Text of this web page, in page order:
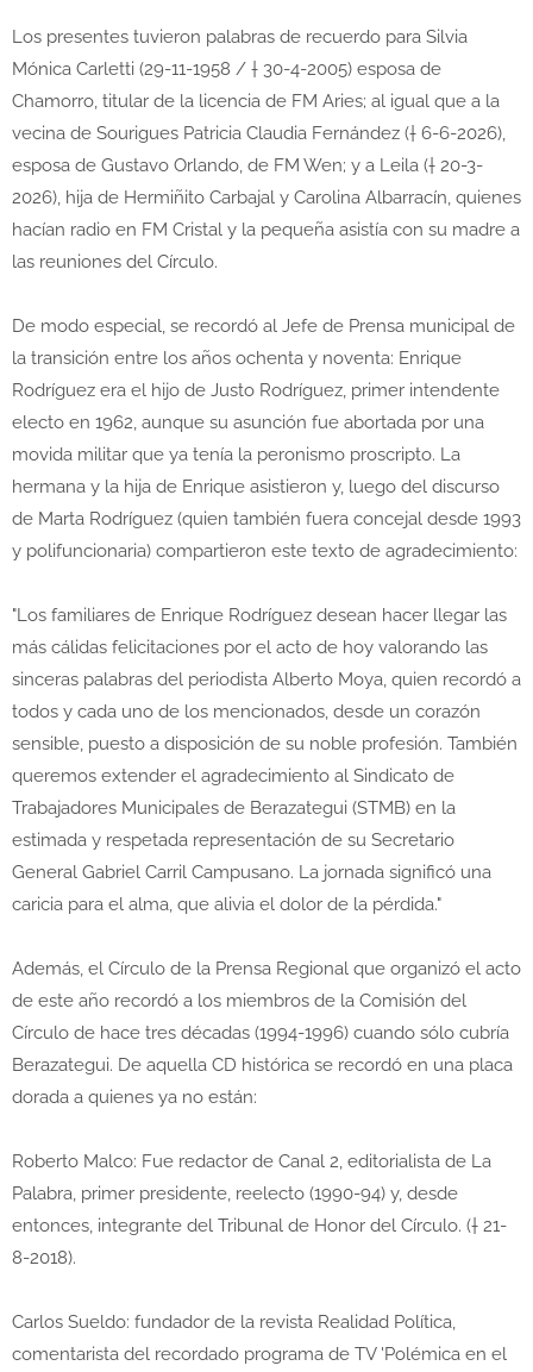
Los presentes tuvieron palabras de recuerdo para Silvia
Mónica Carletti (29-11-1958 / † 30-4-2005) esposa de
Chamorro, titular de la licencia de FM Aries; al igual que a la
vecina de Sourigues Patricia Claudia Fernández († 6-6-2026),
esposa de Gustavo Orlando, de FM Wen; y a Leila († 20-3-
2026), hija de Hermiñito Carbajal y Carolina Albarracín, quienes
hacían radio en FM Cristal y la pequeña asistía con su madre a
las reuniones del Círculo.
De modo especial, se recordó al Jefe de Prensa municipal de
la transición entre los años ochenta y noventa: Enrique
Rodríguez era el hijo de Justo Rodríguez, primer intendente
electo en 1962, aunque su asunción fue abortada por una
movida militar que ya tenía la peronismo proscripto. La
hermana y la hija de Enrique asistieron y, luego del discurso
de Marta Rodríguez (quien también fuera concejal desde 1993
y polifuncionaria) compartieron este texto de agradecimiento:
"Los familiares de Enrique Rodríguez desean hacer llegar las
más cálidas felicitaciones por el acto de hoy valorando las
sinceras palabras del periodista Alberto Moya, quien recordó a
todos y cada uno de los mencionados, desde un corazón
sensible, puesto a disposición de su noble profesión. También
queremos extender el agradecimiento al Sindicato de
Trabajadores Municipales de Berazategui (STMB) en la
estimada y respetada representación de su Secretario
General Gabriel Carril Campusano. La jornada significó una
caricia para el alma, que alivia el dolor de la pérdida."
Además, el Círculo de la Prensa Regional que organizó el acto
de este año recordó a los miembros de la Comisión del
Círculo de hace tres décadas (1994-1996) cuando sólo cubría
Berazategui. De aquella CD histórica se recordó en una placa
dorada a quienes ya no están:
Roberto Malco: Fue redactor de Canal 2, editorialista de La
Palabra, primer presidente, reelecto (1990-94) y, desde
entonces, integrante del Tribunal de Honor del Círculo. († 21-
8-2018).
Carlos Sueldo: fundador de la revista Realidad Política,
comentarista del recordado programa de TV 'Polémica en el